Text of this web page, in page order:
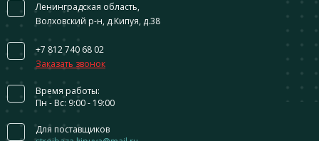
Ленинградская область,
Волховский р-н, д.Кипуя, д.38
+7 812 740 68 02
Заказать звонок
Время работы:
Пн - Вс: 9:00 - 19:00
Для поставщиков